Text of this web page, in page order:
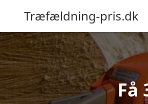
Træfældning-pris.dk
Få